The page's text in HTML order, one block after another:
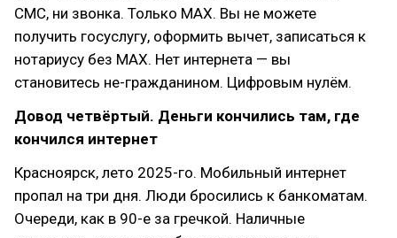
СМС, ни звонка. Только MAX. Вы не можете
получить госуслугу, оформить вычет, записаться к
нотариусу без MAX. Нет интернета — вы
становитесь не-гражданином. Цифровым нулём.
Довод четвёртый. Деньги кончились там, где
кончился интернет
Красноярск, лето 2025-го. Мобильный интернет
пропал на три дня. Люди бросились к банкоматам.
Очереди, как в 90-е за гречкой. Наличные